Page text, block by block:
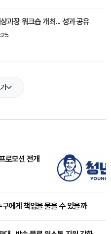
과장 워크숍 개최... 성과 공유
로모션 전개
에게 책임을 물을 수 있을까